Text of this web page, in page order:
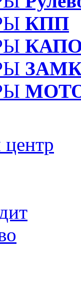
КПП